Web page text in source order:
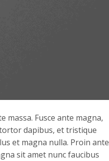
massa. Fusce ante magna,
dapibus, et tristique
et magna nulla. Proin ante
sit amet nunc faucibus